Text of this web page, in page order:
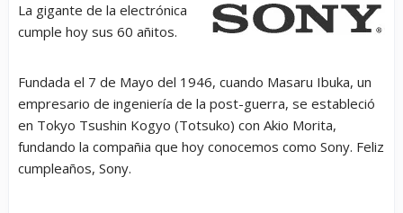
La gigante de la electrónica
cumple hoy sus 60 añitos.
Fundada el 7 de Mayo del 1946, cuando Masaru Ibuka, un
empresario de ingeniería de la post-guerra, se estableció
en Tokyo Tsushin Kogyo (Totsuko) con Akio Morita,
fundando la compañia que hoy conocemos como Sony. Feliz
cumpleaños, Sony.